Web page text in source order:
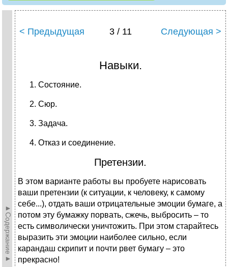
►Содержание►
< Предыдущая 3 / 11 Следующая >
Навыки.
Состояние.
Сюр.
Задача.
Отказ и соединение.
Претензии.
В этом варианте работы вы пробуете нарисовать
ваши претензии (к ситуации, к человеку, к самому
себе...), отдать ваши отрицательные эмоции бумаге, а
потом эту бумажку порвать, сжечь, выбросить – то
есть символически уничтожить. При этом старайтесь
выразить эти эмоции наиболее сильно, если
карандаш скрипит и почти рвет бумагу – это
прекрасно!